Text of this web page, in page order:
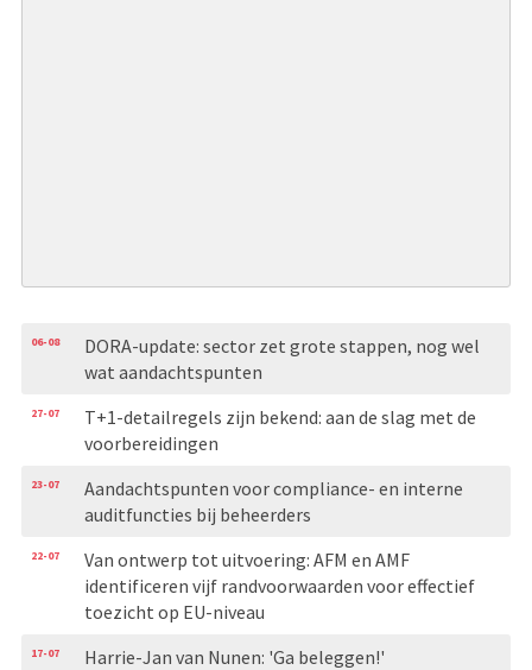
06-08
DORA-update: sector zet grote stappen, nog wel
wat aandachtspunten
27-07
T+1-detailregels zijn bekend: aan de slag met de
voorbereidingen
23-07
Aandachtspunten voor compliance- en interne
auditfuncties bij beheerders
22-07
Van ontwerp tot uitvoering: AFM en AMF
identificeren vijf randvoorwaarden voor effectief
toezicht op EU-niveau
17-07 Harrie-Jan van Nunen: 'Ga beleggen!'